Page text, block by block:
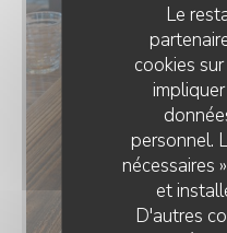
Le
cookies
personnel.
nécessaires
et
D'autres